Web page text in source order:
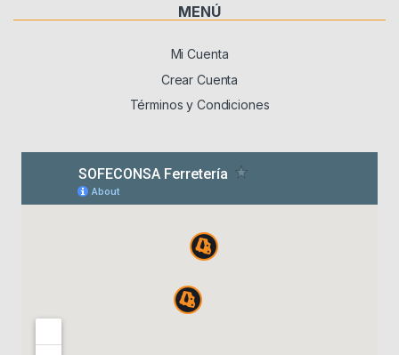
MENÚ
Mi Cuenta
Crear Cuenta
Términos y Condiciones